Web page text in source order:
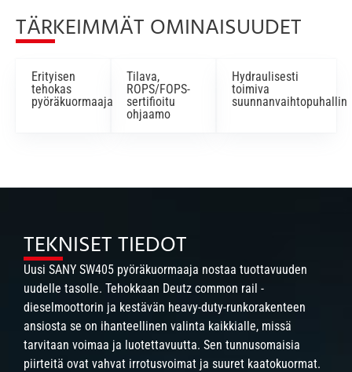
TÄRKEIMMÄT OMINAISUUDET
Erityisen
tehokas
pyöräkuormaaja
Tilava,
ROPS/FOPS-
sertifioitu
ohjaamo
Hydraulisesti
toimiva
suunnanvaihtopuhallin
TEKNISET TIEDOT
Uusi SANY SW405 pyöräkuormaaja nostaa tuottavuuden
uudelle tasolle. Tehokkaan Deutz common rail -
dieselmoottorin ja kestävän heavy-duty-runkorakenteen
ansiosta se on ihanteellinen valinta kaikkialle, missä
tarvitaan voimaa ja luotettavuutta. Sen tunnusomaisia
piirteitä ovat vahvat irrotusvoimat ja suuret kaatokuormat.